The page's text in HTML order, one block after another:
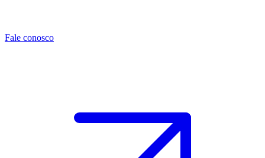
Fale conosco